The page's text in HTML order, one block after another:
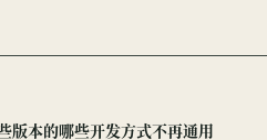
版本的哪些开发方式不再通用